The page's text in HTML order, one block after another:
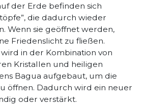
der Erde befinden sich
die dadurch wieder
Wenn sie geöffnet werden,
Friedenslicht zu fließen.
in der Kombination von
Kristallen und heiligen
Bagua aufgebaut, um die
öffnen. Dadurch wird ein neuer
oder verstärkt.